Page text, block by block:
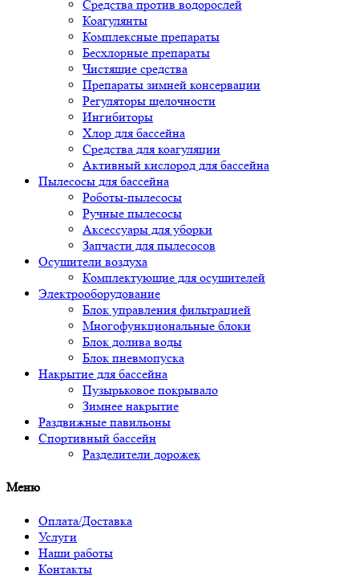
Средства против водорослей
Коагулянты
Комплексные препараты
Бесхлорные препараты
Чистящие средства
Препараты зимней консервации
Регуляторы щелочности
Ингибиторы
Хлор для бассейна
Средства для коагуляции
Активный кислород для бассейна
Пылесосы для бассейна
Роботы-пылесосы
Ручные пылесосы
Аксессуары для уборки
Запчасти для пылесосов
Осушители воздуха
Комплектующие для осушителей
Электрооборудование
Блок управления фильтрацией
Многофункциональные блоки
Блок долива воды
Блок пневмопуска
Накрытие для бассейна
Пузырьковое покрывало
Зимнее накрытие
Раздвижные павильоны
Спортивный бассейн
Разделители дорожек
Меню
Оплата/Доставка
Услуги
Наши работы
Контакты